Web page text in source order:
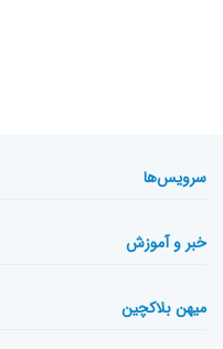
سرویس‌ها
خبر و آموزش
میهن بلاکچین